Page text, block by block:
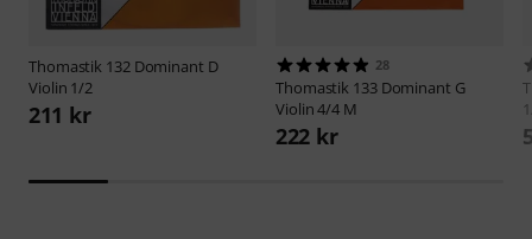
Thomastik 132 Dominant D
Violin 1/2
211 kr
28
Thomastik 133 Dominant G
Violin 4/4 M
222 kr